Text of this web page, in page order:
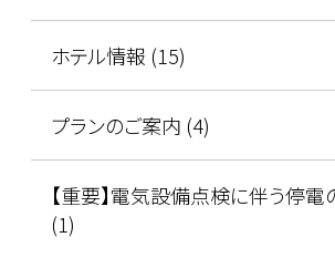
ホテル情報 (15)
プランのご案内 (4)
【重要】電気設備点検に伴う停電
(1)